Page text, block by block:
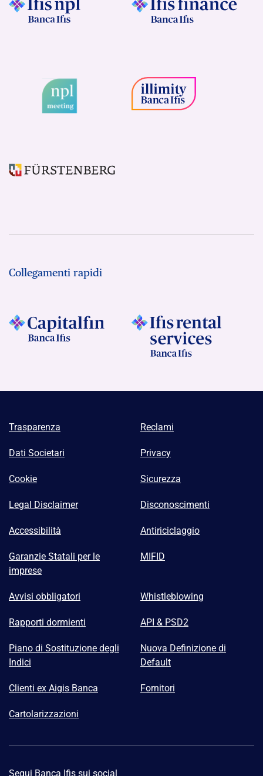
Collegamenti rapidi
Trasparenza Reclami
Dati Societari Privacy
Cookie Sicurezza
Legal Disclaimer Disconoscimenti
Accessibilità Antiriciclaggio
Garanzie Statali per le
imprese
MIFID
Avvisi obbligatori Whistleblowing
Rapporti dormienti API & PSD2
Piano di Sostituzione degli
Indici
Nuova Definizione di
Default
Clienti ex Aigis Banca Fornitori
Cartolarizzazioni
Segui Banca Ifis sui social